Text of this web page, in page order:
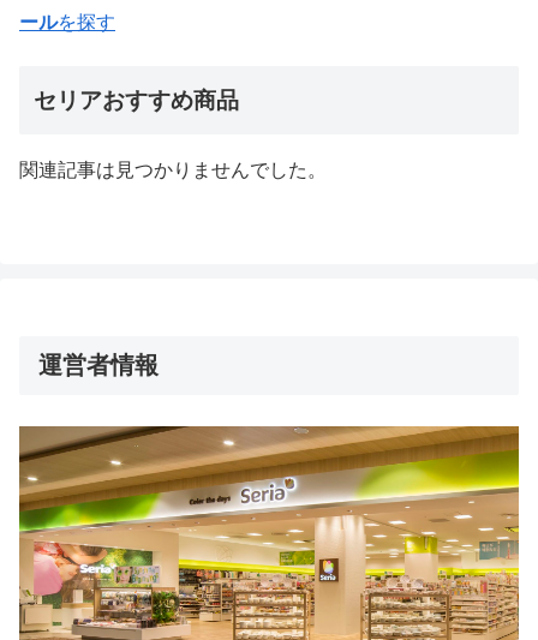
ールを探す
セリアおすすめ商品
関連記事は見つかりませんでした。
運営者情報